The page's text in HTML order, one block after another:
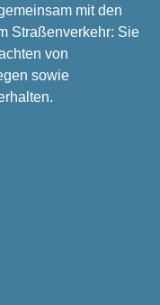
mit den
Straßenverkehr: Sie
von
sowie